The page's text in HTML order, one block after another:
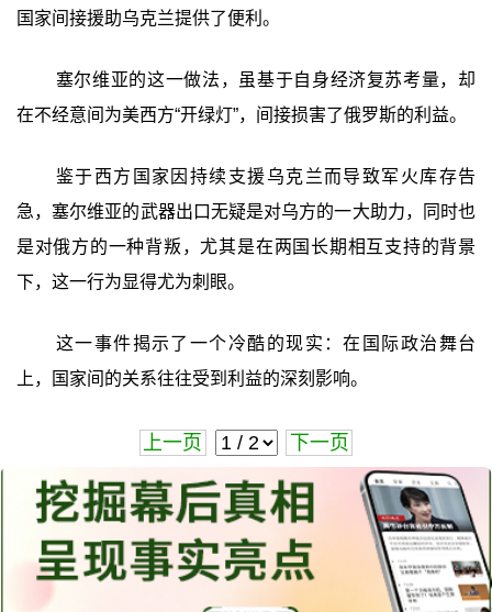
国家间接援助乌克兰提供了便利。
塞尔维亚的这一做法，虽基于自身经济复苏考量，却
在不经意间为美西方“开绿灯”，间接损害了俄罗斯的利益。
鉴于西方国家因持续支援乌克兰而导致军火库存告
急，塞尔维亚的武器出口无疑是对乌方的一大助力，同时也
是对俄方的一种背叛，尤其是在两国长期相互支持的背景
下，这一行为显得尤为刺眼。
这一事件揭示了一个冷酷的现实：在国际政治舞台
上，国家间的关系往往受到利益的深刻影响。
上一页 下一页